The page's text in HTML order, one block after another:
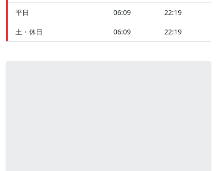
平日 06:09 22:19
土・休日 06:09 22:19